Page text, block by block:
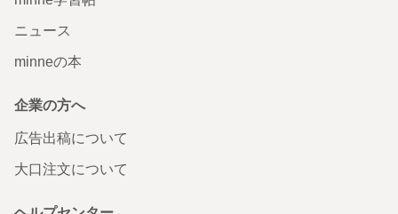
ニュース
minneの本
企業の方へ
広告出稿について
大口注文について